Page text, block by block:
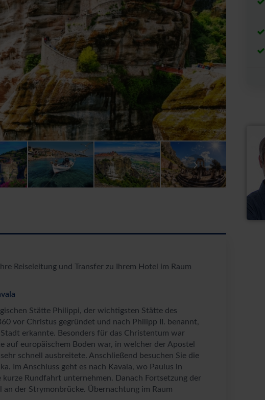
Reiseleitung und Transfer zu Ihrem Hotel im Raum
Stätte Philippi, der wichtigsten Stätte des
vor Christus gegründet und nach Philipp II. benannt,
erkannte. Besonders für das Christentum war
auf europäischem Boden war, in welcher der Apostel
schnell ausbreitete. Anschließend besuchen Sie die
Im Anschluss geht es nach Kavala, wo Paulus in
Rundfahrt unternehmen. Danach Fortsetzung der
an der Strymonbrücke. Übernachtung im Raum